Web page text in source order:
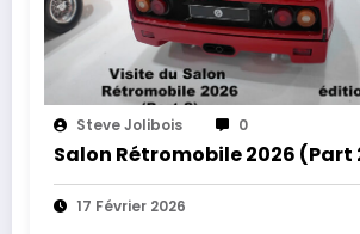
Steve Jolibois 0
Salon Rétromobile 2026 (Part
17 Février 2026